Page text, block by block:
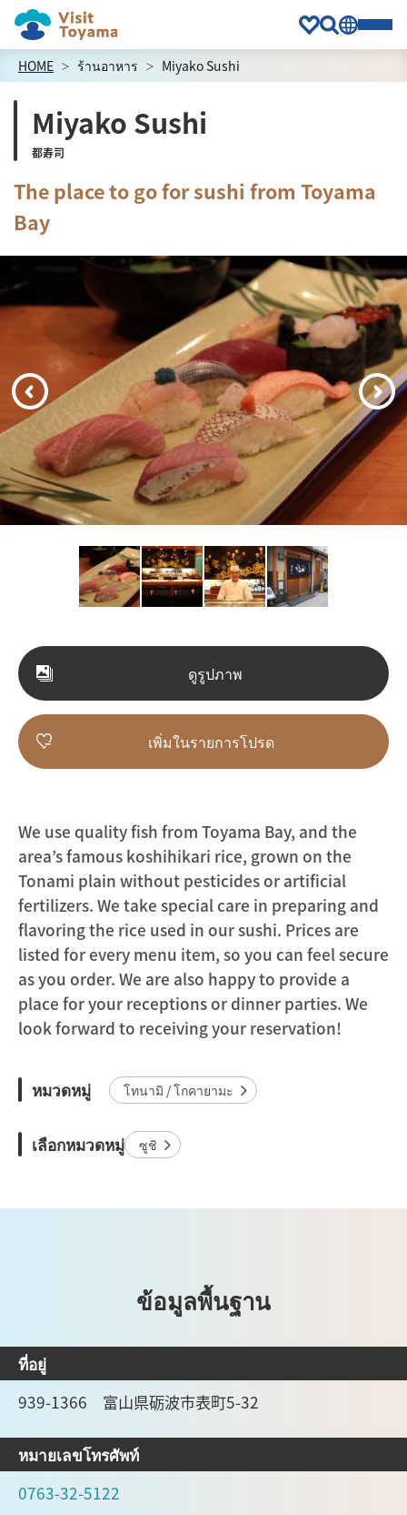
HOME ร้านอาหาร Miyako Sushi
Miyako Sushi
都寿司
The place to go for sushi from Toyama
Bay
ดูรูปภาพ
เพิ่มในรายการโปรด
We use quality fish from Toyama Bay, and the
area’s famous koshihikari rice, grown on the
Tonami plain without pesticides or artificial
fertilizers. We take special care in preparing and
flavoring the rice used in our sushi. Prices are
listed for every menu item, so you can feel secure
as you order. We are also happy to provide a
place for your receptions or dinner parties. We
look forward to receiving your reservation!
หมวดหมู่ โทนามิ / โกคายามะ
เลือกหมวดหมู่ ซูชิ
ข้อมูลพื้นฐาน
ที่อยู่
939-1366 富山県砺波市表町5-32
หมายเลขโทรศัพท์
0763-32-5122